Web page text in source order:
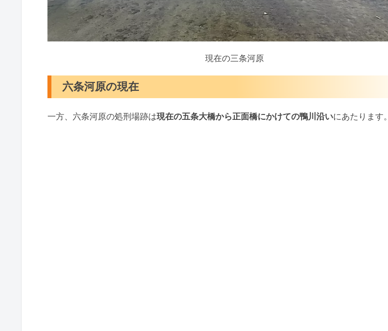
現在の三条河原
六条河原の現在
一方、六条河原の処刑場跡は現在の五条大橋から正面橋にかけての鴨川沿いにあたります。